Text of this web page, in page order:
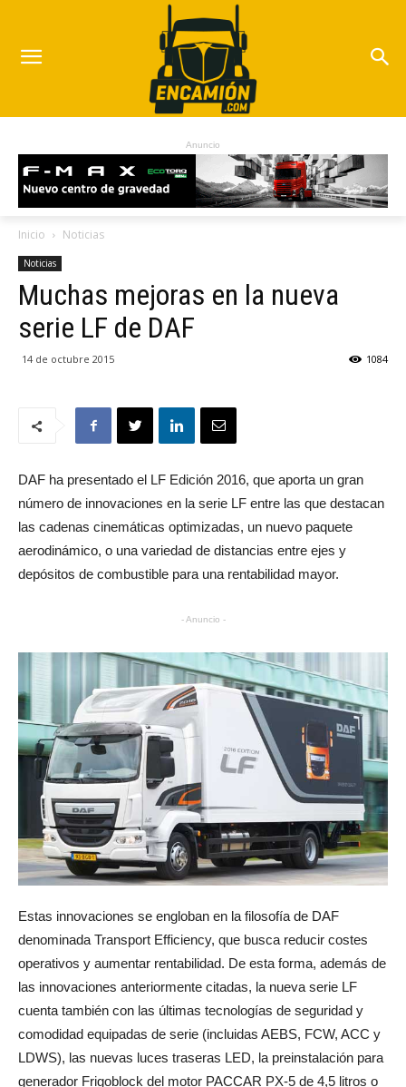
Anuncio
Inicio Noticias
Noticias
Muchas mejoras en la nueva
serie LF de DAF
14 de octubre 2015 1084
DAF ha presentado el LF Edición 2016, que aporta un gran
número de innovaciones en la serie LF entre las que destacan
las cadenas cinemáticas optimizadas, un nuevo paquete
aerodinámico, o una variedad de distancias entre ejes y
depósitos de combustible para una rentabilidad mayor.
- Anuncio -
Estas innovaciones se engloban en la filosofía de DAF
denominada Transport Efficiency, que busca reducir costes
operativos y aumentar rentabilidad. De esta forma, además de
las innovaciones anteriormente citadas, la nueva serie LF
cuenta también con las últimas tecnologías de seguridad y
comodidad equipadas de serie (incluidas AEBS, FCW, ACC y
LDWS), las nuevas luces traseras LED, la preinstalación para
generador Frigoblock del motor PACCAR PX-5 de 4,5 litros o